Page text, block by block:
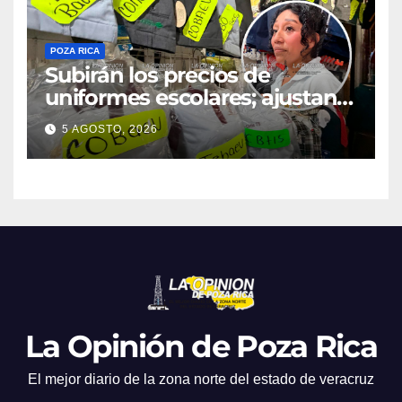
POZA RICA
Subirán los precios de
uniformes escolares; ajustan
promociones
5 AGOSTO, 2026
La Opinión de Poza Rica
El mejor diario de la zona norte del estado de veracruz